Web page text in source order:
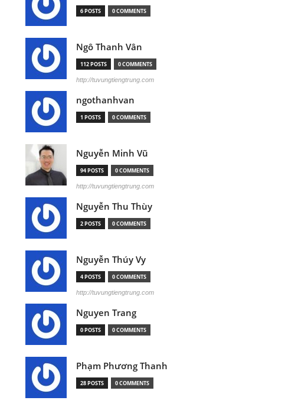
6 POSTS 0 COMMENTS
Ngô Thanh Vân
112 POSTS 0 COMMENTS
http://tuvungtiengtrung.com
ngothanhvan
1 POSTS 0 COMMENTS
Nguyễn Minh Vũ
94 POSTS 0 COMMENTS
http://tuvungtiengtrung.com
Nguyễn Thu Thùy
2 POSTS 0 COMMENTS
Nguyễn Thúy Vy
4 POSTS 0 COMMENTS
http://tuvungtiengtrung.com
Nguyen Trang
0 POSTS 0 COMMENTS
Phạm Phương Thanh
28 POSTS 0 COMMENTS